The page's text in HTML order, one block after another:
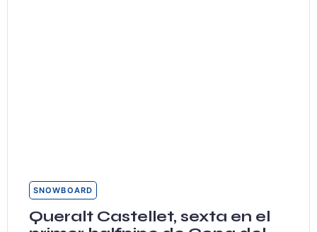
SNOWBOARD
Queralt Castellet, sexta en el